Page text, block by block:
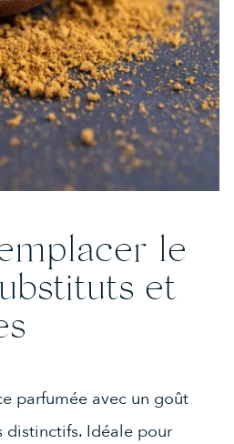
le
et
parfumée avec un goût
distinctifs. Idéale pour